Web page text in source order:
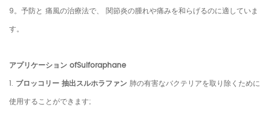
9。予防と 痛風の治療法で、 関節炎の腫れや痛みを和らげるのに適していま
す。
アプリケーション ofSulforaphane
1. ブロッコリー 抽出スルホラファン 肺の有害なバクテリアを取り除くために
使用することができます;